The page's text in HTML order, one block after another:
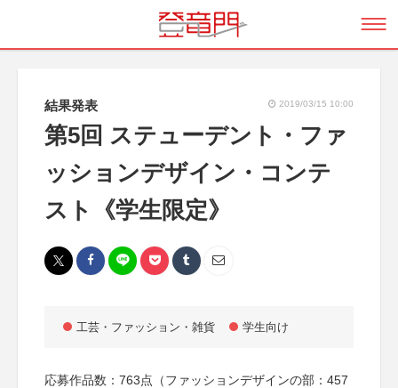
結果発表 2019/03/15 10:00
第5回 ステューデント・ファ
ッションデザイン・コンテ
スト《学生限定》
工芸・ファッション・雑貨 学生向け
応募作品数：763点（ファッションデザインの部：457